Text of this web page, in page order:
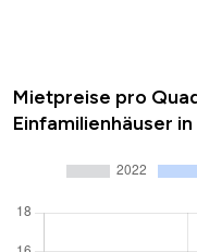
Mietpreise pro
Einfamilienhäuser